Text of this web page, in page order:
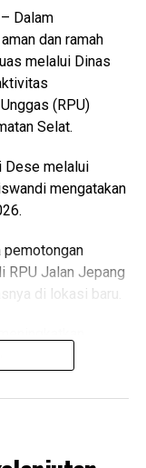
– Dalam
dan ramah
melalui Dinas
(RPU)
Selat.
Dese melalui
mengatakan
pemotongan
RPU Jalan Jepang
di lokasi baru.
fasilitas
sudah tidak lagi
dan fasilitas